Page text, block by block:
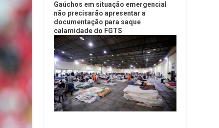
Gaúchos em situação emergencial
não precisarão apresentar a
documentação para saque
calamidade do FGTS